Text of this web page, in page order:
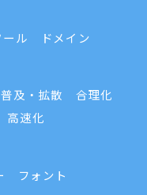
ール
ドメイン
普及・拡散
合理化
高速化
フォント